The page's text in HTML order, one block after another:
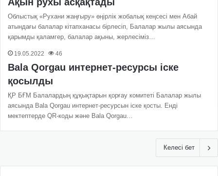
Облыстық «Рухани жаңғыру» өңірлік жобалық кеңсесі мен Абай
атындағы балалар кітапханасы бірлесіп, Балалар жылы аясында
қарымды қаламгер, балалар ақыны, жерлесіміз…
19.05.2022 46
Bala Qorgau интернет-ресурсы іске
қосылды
ҚР БҒМ Балалардың құқықтарын қорғау комитеті Балалар жылы
аясында Bala Qorgau интернет-ресурсын іске қосты. Енді
мектептерде QR-коды және Bala Qorgau…
Келесі бет